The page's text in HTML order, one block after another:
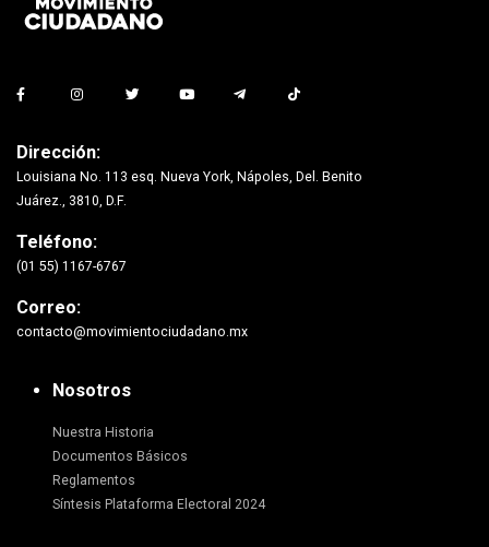
Dirección:
Louisiana No. 113 esq. Nueva York, Nápoles, Del. Benito
Juárez., 3810, D.F.
Teléfono:
(01 55) 1167-6767
Correo:
contacto@movimientociudadano.mx
Nosotros
Nuestra Historia
Documentos Básicos
Reglamentos
Síntesis Plataforma Electoral 2024